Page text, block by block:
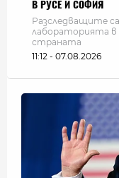
В РУСЕ И СОФИЯ
Разследващите
лабораторията в
страната
11:12 - 07.08.2026